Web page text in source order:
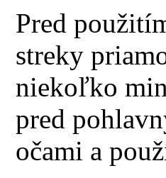
Pred
streky
niekoľko
pred
očami a